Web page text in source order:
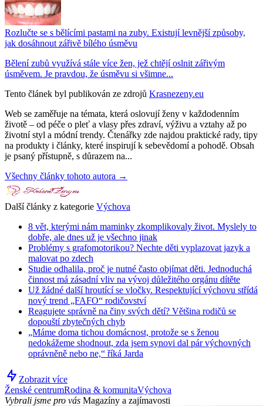
Rozlučte se s bělícími pastami na zuby. Existují levnější způsoby,
jak dosáhnout zářivě bílého úsměvu
Bělení zubů využívá stále více žen, jež chtějí oslnit zářivým
úsměvem. Je pravdou, že úsměvu si všimne...
Tento článek byl publikován ze zdrojů Krasnezeny.eu
Web se zaměřuje na témata, která oslovují ženy v každodenním
životě – od péče o pleť a vlasy přes zdraví, výživu a vztahy až po
životní styl a módní trendy. Čtenářky zde najdou praktické rady, tipy
na produkty i články, které inspirují k sebevědomí a pohodě. Obsah
je psaný přístupně, s důrazem na...
Všechny články tohoto autora →
Další články z kategorie Výchova
8 vět, kterými nám maminky zkomplikovaly život. Myslely to
dobře, ale dnes už je všechno jinak
Problémy s grafomotorikou? Nechte děti vyplazovat jazyk a
malovat po zdech
Studie odhalila, proč je nutné často objímat děti. Jednoduchá
činnost má zásadní vliv na vývoj důležitého orgánu dítěte
Už žádné další hroutící se vločky. Respektující výchovu střídá
nový trend „FAFO“ rodičovství
Reagujete správně na činy svých dětí? Většina rodičů se
dopouští zbytečných chyb
„Máme doma tichou domácnost, protože se s ženou
nedokážeme shodnout, zda jsem synovi dal pár výchovných
oprávněně nebo ne,“ říká Jarda
Zobrazit více
Ženské centrumRodina & komunitaVýchova
Vybrali jsme pro vás Magazíny a zajímavosti